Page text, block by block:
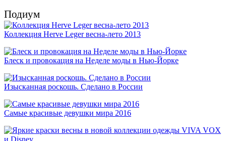
Подиум
Коллекция Herve Leger весна-лето 2013
Блеск и провокация на Неделе моды в Нью-Йорке
Изысканная роскошь. Сделано в России
Самые красивые девушки мира 2016